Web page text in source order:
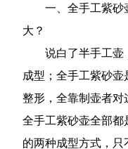
一、全手工紫砂
大？
说白了半手工壶
成型；全手工紫砂
整形，全靠制壶者对
全手工紫砂壶全部都
的两种成型方式，只